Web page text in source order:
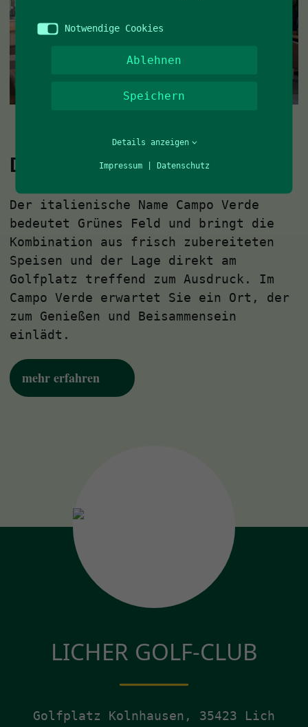
Das grüne Feld
Der italienische Name Campo Verde
bedeutet Grünes Feld und bringt die
Kombination aus frisch zubereiteten
Speisen und der Lage direkt am
Golfplatz treffend zum Ausdruck. Im
Campo Verde erwartet Sie ein Ort, der
zum Genießen und Beisammensein
einlädt.
mehr erfahren
LICHER GOLF-CLUB
Golfplatz Kolnhausen, 35423 Lich
Notwendige Cookies
Ablehnen
Speichern
Details anzeigen
Impressum| Datenschutz